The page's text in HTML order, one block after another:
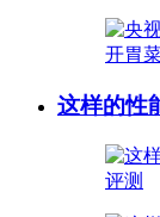
这样的性